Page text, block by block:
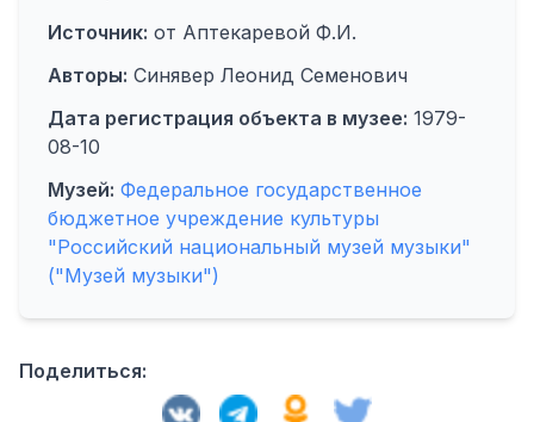
Источник: от Аптекаревой Ф.И.
Авторы: Синявер Леонид Семенович
Дата регистрация объекта в музее: 1979-
08-10
Музей: Федеральное государственное
бюджетное учреждение культуры
"Российский национальный музей музыки"
("Музей музыки")
Поделиться: